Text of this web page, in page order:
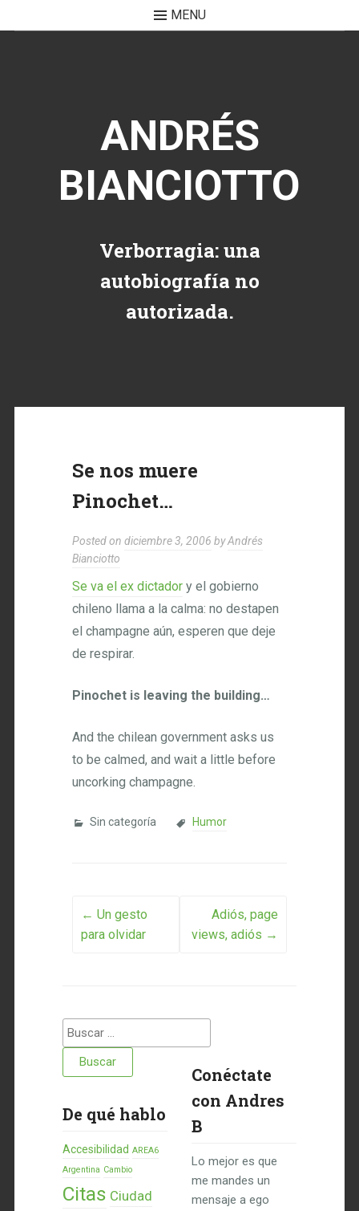
MENU
ANDRÉS
BIANCIOTTO
Verborragia: una
autobiografía no
autorizada.
Se nos muere
Pinochet…
Posted ondiciembre 3, 2006 byAndrés
Bianciotto
Se va el ex dictador y el gobierno
chileno llama a la calma: no destapen
el champagne aún, esperen que deje
de respirar.
Pinochet is leaving the building…
And the chilean government asks us
to be calmed, and wait a little before
uncorking champagne.
Sin categoría Humor
Post navigation
← Un gesto
para olvidar
Adiós, page
views, adiós →
Buscar:
De qué hablo
Accesibilidad AREA6
Argentina Cambio
Citas Ciudad
Conéctate
con Andres
B
Lo mejor es que
me mandes un
mensaje a ego